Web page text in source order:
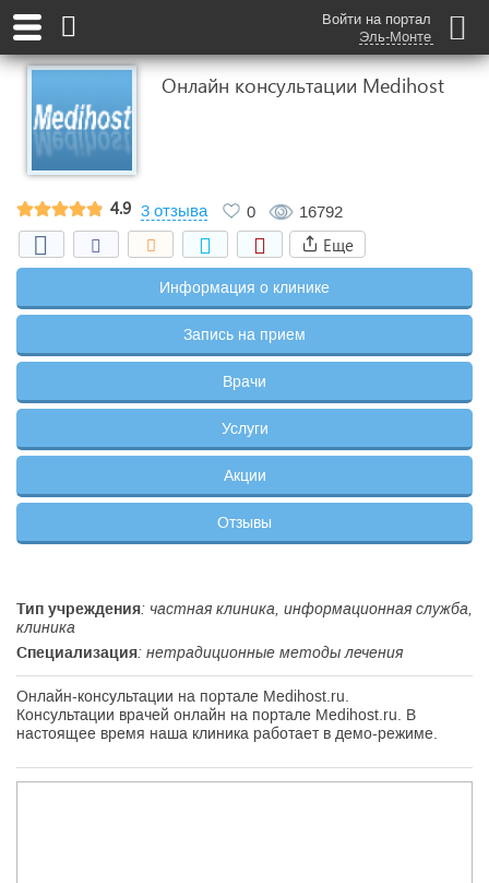
Войти на портал
Эль-Монте
Онлайн консультации Medihost
4.9 3 отзыва 0 16792
Еще
Информация о клинике
Запись на прием
Врачи
Услуги
Акции
Отзывы
Тип учреждения: частная клиника, информационная служба,
клиника
Специализация: нетрадиционные методы лечения
Онлайн-консультации на портале Medihost.ru.
Консультации врачей онлайн на портале Medihost.ru. В
настоящее время наша клиника работает в демо-режиме.